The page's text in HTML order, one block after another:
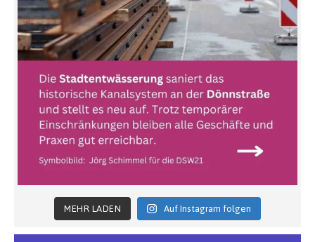
MEHR LADEN Auf Instagram folgen